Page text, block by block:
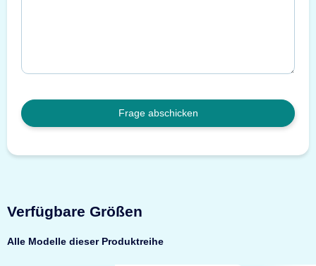
Frage abschicken
Verfügbare Größen
Alle Modelle dieser Produktreihe